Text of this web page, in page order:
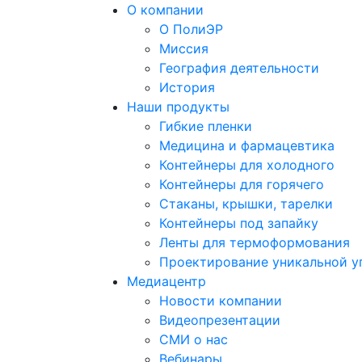
О компании
О ПолиЭР
Миссия
География деятельности
История
Наши продукты
Гибкие пленки
Медицина и фармацевтика
Контейнеры для холодного
Контейнеры для горячего
Стаканы, крышки, тарелки
Контейнеры под запайку
Ленты для термоформования
Проектирование уникальной
Медиацентр
Новости компании
Видеопрезентации
СМИ о нас
Вебинары